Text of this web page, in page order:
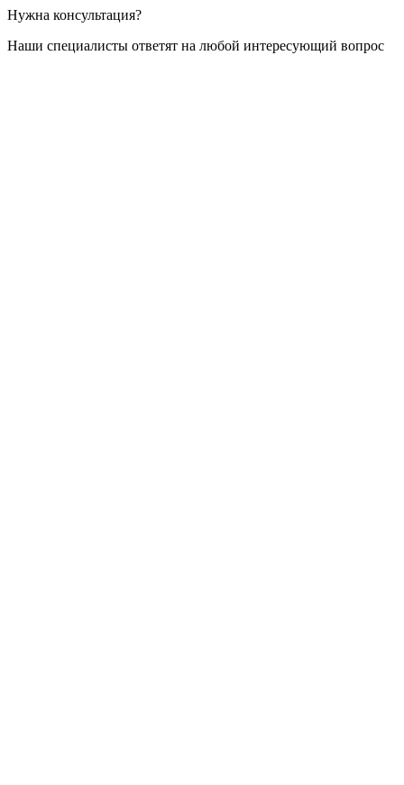
Нужна консультация?
Наши специалисты ответят на любой интересующий вопрос